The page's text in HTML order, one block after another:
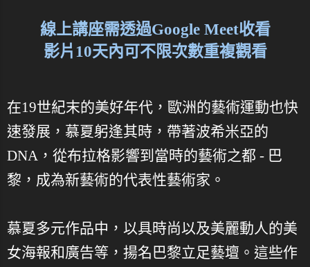
線上講座需透過Google Meet收看
影片10天內可不限次數重複觀看
在19世紀末的美好年代，歐洲的藝術運動也快
速發展，慕夏躬逢其時，帶著波希米亞的
DNA，從布拉格影響到當時的藝術之都 - 巴
黎，成為新藝術的代表性藝術家。
慕夏多元作品中，以具時尚以及美麗動人的美
女海報和廣告等，揚名巴黎立足藝壇。這些作